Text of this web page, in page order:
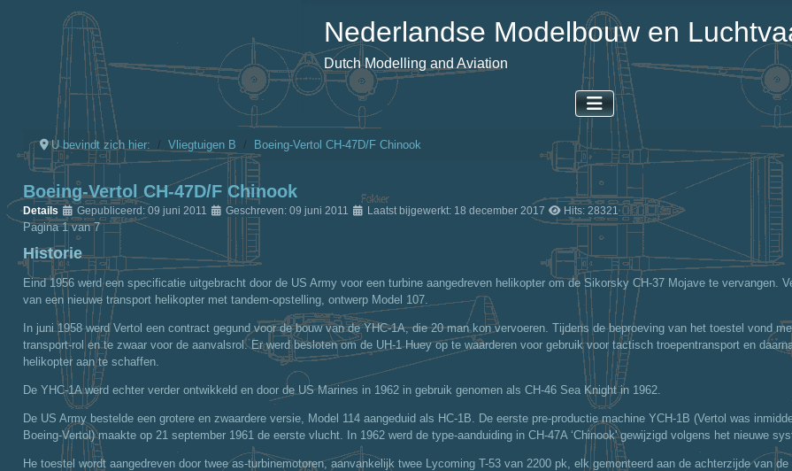
Nederlandse Modelbouw en
Dutch Modelling and Aviation
U bevindt zich hier: Vliegtuigen B Boeing-Vertol CH-47D/F Chinook
Boeing-Vertol CH-47D/F Chinook
Details Gepubliceerd: 09 juni 2011 Geschreven: 09 juni 2011 Laatst bijgewerkt: 18 december 2017 Hits: 28321
Pagina 1 van 7
Historie
Eind 1956 werd een specificatie uitgebracht door de US Army voor een turbine aangedreven helikopter om de Sikorsky CH-37 Mojave te vervangen.
van een nieuwe transport helikopter met tandem-opstelling, ontwerp Model 107.
In juni 1958 werd Vertol een contract gegund voor de bouw van de YHC-1A, die 20 man kon vervoeren. Tijdens de beproeving van het toestel vond
transport-rol en te zwaar voor de aanvalsrol. Er werd besloten om de UH-1 Huey op te waarderen voor gebruik voor tactisch troepentransport en
helikopter aan te schaffen.
De YHC-1A werd echter verder ontwikkeld en door de US Marines in 1962 in gebruik genomen als CH-46 Sea Knight in 1962.
De US Army bestelde een grotere en zwaardere versie, Model 114 aangeduid als HC-1B. De eerste pre-productie machine YCH-1B (Vertol was
Boeing-Vertol) maakte op 21 september 1961 de eerste vlucht. In 1962 werd de type-aanduiding in CH-47A ‘Chinook' gewijzigd volgens het nieuwe
He toestel wordt aangedreven door twee as-turbinemotoren, aanvankelijk twee Lycoming T-53 van 2200 pk, elk gemonteerd aan de achterzijde van